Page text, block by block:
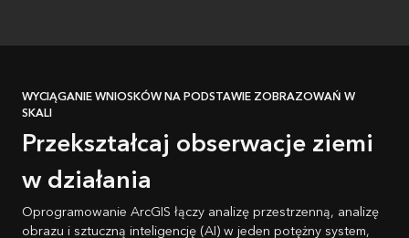
WYCIĄGANIE WNIOSKÓW NA PODSTAWIE ZOBRAZOWAŃ W
SKALI
Przekształcaj obserwacje ziemi
w działania
Oprogramowanie ArcGIS łączy analizę przestrzenną, analizę
obrazu i sztuczną inteligencję (AI) w jeden potężny system,